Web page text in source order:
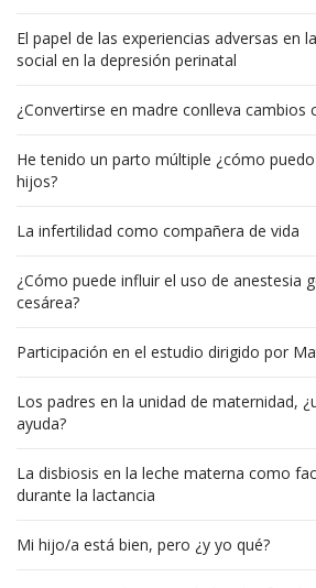
El papel de las experiencias adversas en
social en la depresión perinatal
¿Convertirse en madre conlleva cambios
He tenido un parto múltiple ¿cómo
hijos?
La infertilidad como compañera de vida
¿Cómo puede influir el uso de anestesia
cesárea?
Participación en el estudio dirigido por
Los padres en la unidad de maternidad,
ayuda?
La disbiosis en la leche materna como
durante la lactancia
Mi hijo/a está bien, pero ¿y yo qué?